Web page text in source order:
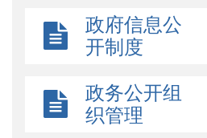
政府信息公
开制度
政务公开组
织管理